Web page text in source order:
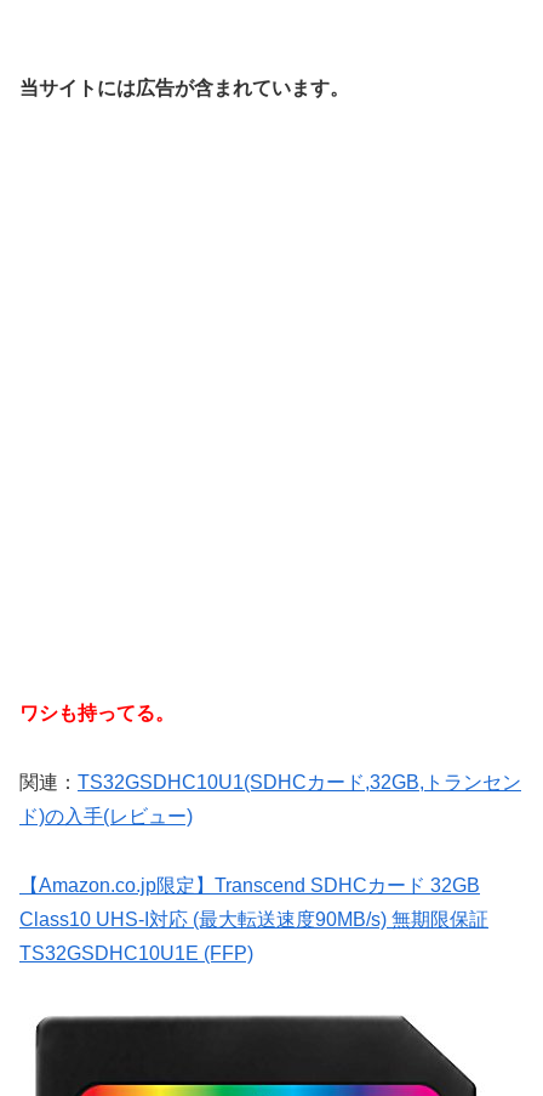
当サイトには広告が含まれています。
ワシも持ってる。
関連： TS32GSDHC10U1(SDHCカード,32GB,トランセン
ド)の入手(レビュー)
【Amazon.co.jp限定】Transcend SDHCカード 32GB
Class10 UHS-I対応 (最大転送速度90MB/s) 無期限保証
TS32GSDHC10U1E (FFP)